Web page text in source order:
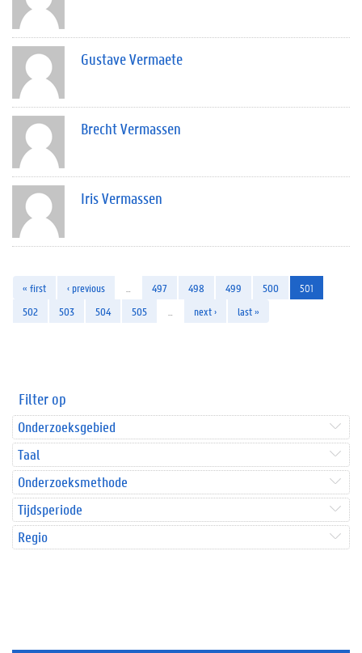
Gustave Vermaete
Brecht Vermassen
Iris Vermassen
« first ‹ previous 497 498 499 500
501
502
503 504 505 next › last »
Filter op
Onderzoeksgebied
Taal
Onderzoeksmethode
Tijdsperiode
Regio